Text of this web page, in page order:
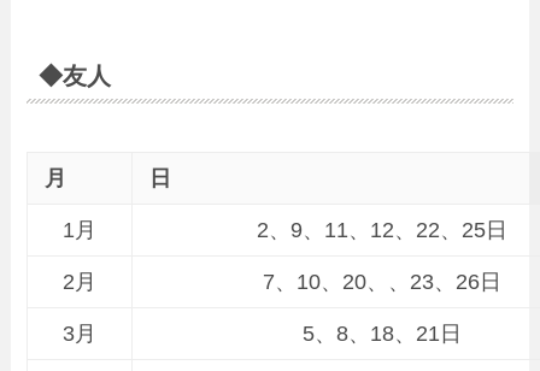
◆友人
月 日
1月 2、9、11、12、22、25日
2月 7、10、20、、23、26日
3月 5、8、18、21日